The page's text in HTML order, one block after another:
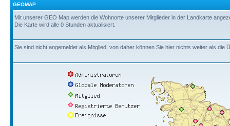
GEOMAP
Mit unserer GEO Map werden die Wohnorte unserer Mitglieder in der Landkarte
Die Karte wird alle 0 Stunden aktualisiert.
Sie sind nicht angemeldet als Mitglied, von daher können Sie hier nichts weiter als die